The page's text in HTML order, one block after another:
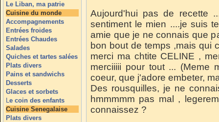
Le Liban, ma patrie
Cuisine du monde
Accompagnements
Entrées froides
Entrées Chaudes
Salades
Quiches et tartes salées
Plats divers
Pains et sandwichs
Desserts
Glaces et sorbets
Le coin des enfants
Cuisine Senegalaise
Plats divers
Aujourd'hui pas de recette
sentiment le mien ....je suis
amie que je ne connais que
bon bout de temps ,mais qui
merci ma chtite CELINE ,
merciiiii pour tout ... (Meme
coeur, que j'adore embeter,
Des rousquilles, je ne
hmmmmm pas mal ,
connaissez ?